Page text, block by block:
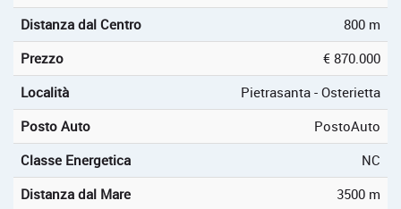
Distanza dal Centro
800 m
Prezzo
€ 870.000
Località
Pietrasanta - Osterietta
Posto Auto
PostoAuto
Classe Energetica
NC
Distanza dal Mare
3500 m